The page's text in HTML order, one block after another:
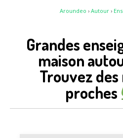
Aroundeo › Autour ›
Grandes
maison
Trouvez des
proches